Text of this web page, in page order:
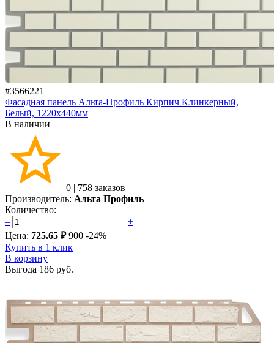
#3566221
Фасадная панель Альта-Профиль Кирпич Клинкерный,
Белый, 1220х440мм
В наличии
0 | 758 заказов
Производитель: Альта Профиль
Количество:
–
+
Цена: 725.65 ₽ 900 -24%
Купить в 1 клик
В корзину
Выгода 186 руб.